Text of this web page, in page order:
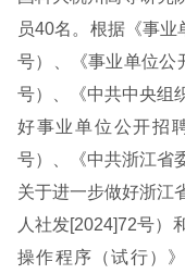
员40名。根据《事
号）、《事业单位公
号）、《中共中央组
好事业单位公开招
号）、《中共浙江省
关于进一步做好浙江
人社发[2024]72号）
操作程序（试行）